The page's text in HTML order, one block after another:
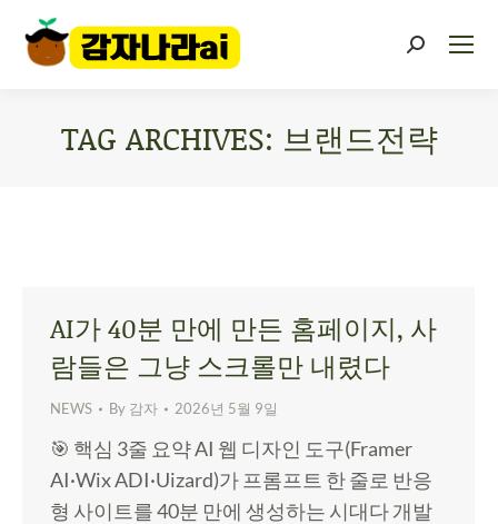
TAG ARCHIVES: 브랜드전략
AI가 40분 만에 만든 홈페이지, 사
람들은 그냥 스크롤만 내렸다
NEWS By 감자 2026년 5월 9일
🎯 핵심 3줄 요약 AI 웹 디자인 도구(Framer
AI·Wix ADI·Uizard)가 프롬프트 한 줄로 반응
형 사이트를 40분 만에 생성하는 시대다 개발